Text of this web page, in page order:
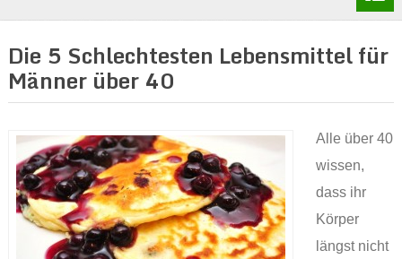
Die 5 Schlechtesten Lebensmittel für
Männer über 40
Alle über 40
wissen,
dass ihr
Körper
längst nicht